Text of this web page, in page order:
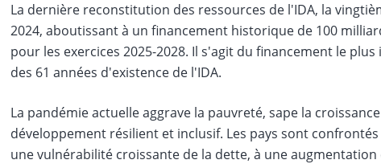
La dernière reconstitution des ressources de l'IDA, la
2024, aboutissant à un financement historique de 100
pour les exercices 2025-2028. Il s'agit du financement le
des 61 années d'existence de l'IDA.
La pandémie actuelle aggrave la pauvreté, sape la
développement résilient et inclusif. Les pays sont
une vulnérabilité croissante de la dette, à une